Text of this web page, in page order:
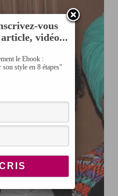
vous
vidéo...
le Ebook :
style en 8 étapes"